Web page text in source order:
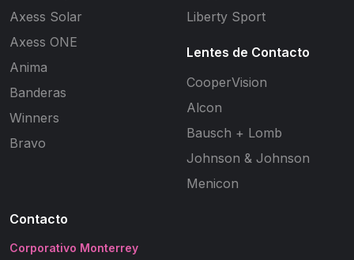
Axess Solar
Axess ONE
Anima
Banderas
Winners
Bravo
Liberty Sport
Lentes de Contacto
CooperVision
Alcon
Bausch + Lomb
Johnson & Johnson
Menicon
Contacto
Corporativo Monterrey